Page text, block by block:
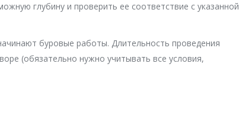
глубину и проверить ее соответствие с указанной
буровые работы. Длительность проведения
(обязательно нужно учитывать все условия,